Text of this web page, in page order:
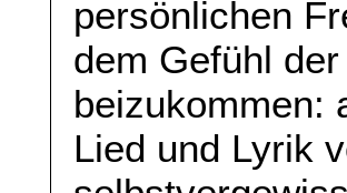
persönlichen
dem Gefühl
beizukommen:
Lied und Lyrik